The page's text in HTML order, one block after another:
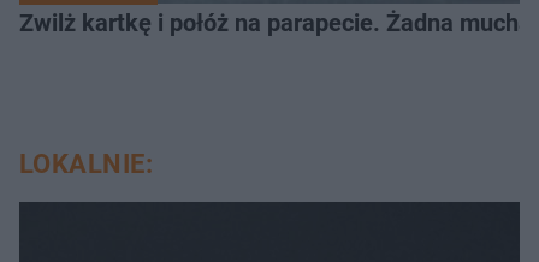
Zwilż kartkę i połóż na parapecie. Żadna
LOKALNIE: